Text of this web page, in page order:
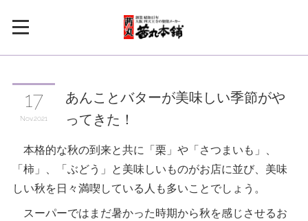
17
Nov 2021
あんことバターが美味しい季節がや
ってきた！
本格的な秋の到来と共に「栗」や「さつまいも」、
「柿」、「ぶどう」と美味しいものがお店に並び、美味
しい秋を日々満喫している人も多いことでしょう。
スーパーではまだ暑かった時期から秋を感じさせるお